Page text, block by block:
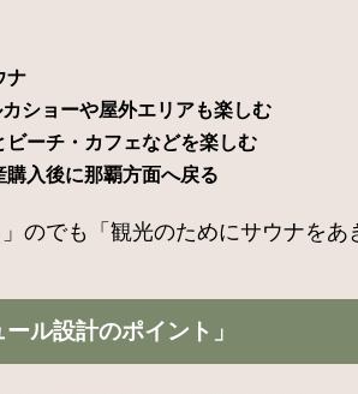
ナ
ショーや屋外エリアも楽しむ
ーチ・カフェなどを楽しむ
入後に那覇方面へ戻る
のでも「観光のためにサウナを
ル設計のポイント」